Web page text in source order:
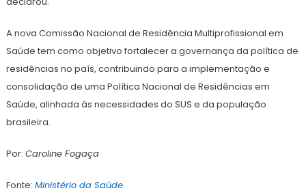
A nova Comissão Nacional de Residência Multiprofissional em
Saúde tem como objetivo fortalecer a governança da política de
residências no país, contribuindo para a implementação e
consolidação de uma Política Nacional de Residências em
Saúde, alinhada às necessidades do SUS e da população
brasileira.
Por: Caroline Fogaça
Fonte: Ministério da Saúde